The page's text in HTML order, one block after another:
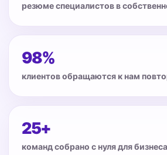
резюме специалистов в
98%
клиентов обращаются к нам
25+
команд собрано с нуля для бизнеса